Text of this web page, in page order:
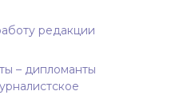
редакции
– дипломанты